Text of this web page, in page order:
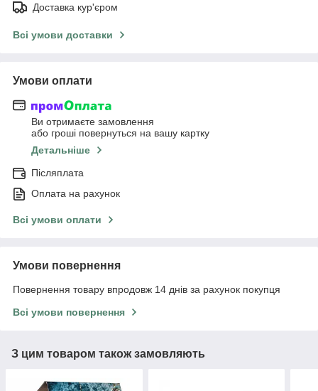
Доставка кур'єром
Всі умови доставки
Умови оплати
Ви отримаєте замовлення
або гроші повернуться на вашу картку
Детальніше
Післяплата
Оплата на рахунок
Всі умови оплати
Умови повернення
Повернення товару впродовж 14 днів за рахунок покупця
Всі умови повернення
З цим товаром також замовляють